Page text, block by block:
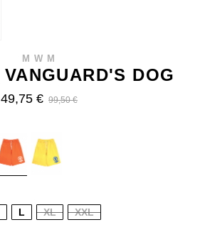
MWM
DOG
49,75 € 99,50 €
L XL XXL